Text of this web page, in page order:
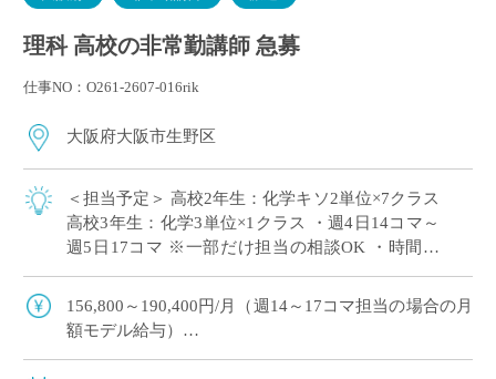
理科 高校の非常勤講師 急募
仕事NO：O261-2607-016rik
大阪府大阪市生野区
＜担当予定＞ 高校2年生：化学キソ2単位×7クラス
高校3年生：化学3単位×1クラス ・週4日14コマ～
週5日17コマ ※一部だけ担当の相談OK ・時間割
科の非常勤講師で勤務 […]
156,800～190,400円/月（週14～17コマ担当の場合の月
額モデル給与）